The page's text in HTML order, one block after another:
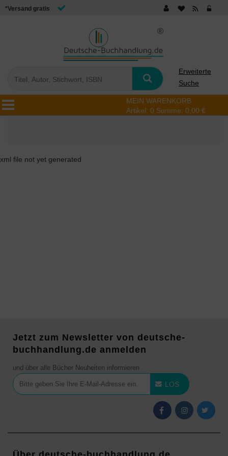
*Versand gratis
Erweiterte
Suche
MEIN WARENKORB
Artikel: 0 Summe: 0,00 €
xml file not yet generated
Jetzt zum Newsletter von deutsche-
buchhandlung.de anmelden
und über alle Bücher Neuheiten informieren
LOS